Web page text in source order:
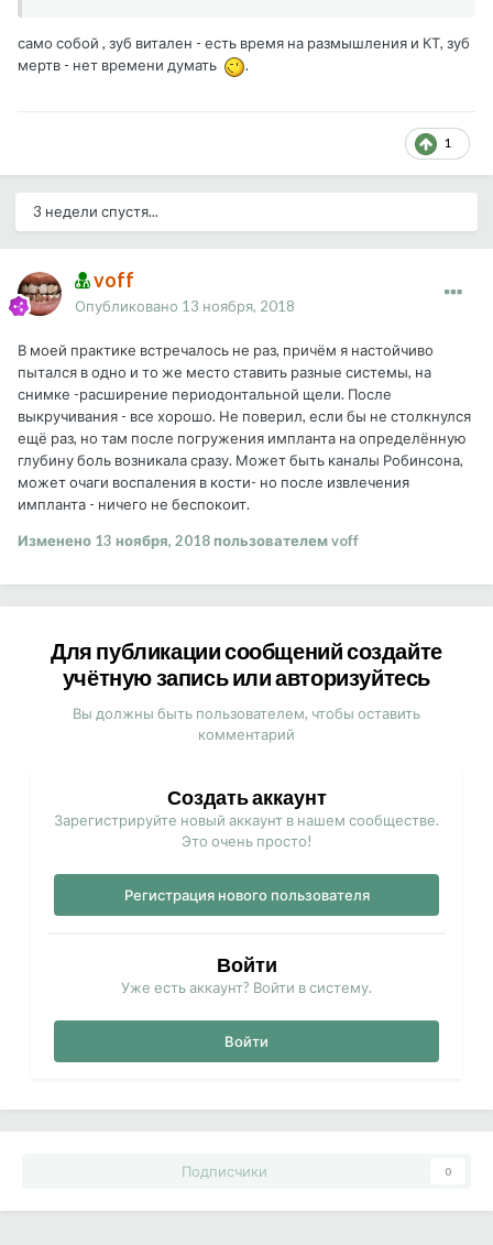
само собой , зуб витален - есть время на размышления и КТ, зуб
мертв - нет времени думать
.
1
3 недели спустя...
voff
Опубликовано 13 ноября, 2018
В моей практике встречалось не раз, причём я настойчиво
пытался в одно и то же место ставить разные системы, на
снимке -расширение периодонтальной щели. После
выкручивания - все хорошо. Не поверил, если бы не столкнулся
ещё раз, но там после погружения импланта на определённую
глубину боль возникала сразу. Может быть каналы Робинсона,
может очаги воспаления в кости- но после извлечения
импланта - ничего не беспокоит.
Изменено 13 ноября, 2018пользователем voff
Для публикации сообщений создайте
учётную запись или авторизуйтесь
Вы должны быть пользователем, чтобы оставить
комментарий
Создать аккаунт
Зарегистрируйте новый аккаунт в нашем сообществе.
Это очень просто!
Регистрация нового пользователя
Войти
Уже есть аккаунт? Войти в систему.
Войти
Подписчики 0